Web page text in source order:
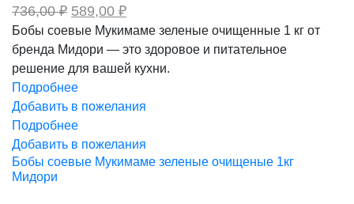
736,00₽ Первоначальная
цена
составляла
736,00 ₽.
589,00 ₽Текущая
589,00 ₽.
Бобы соевые Мукимаме зеленые очищенные 1 кг от
бренда Мидори — это здоровое и питательное
решение для вашей кухни.
Подробнее
Добавить в пожелания
Подробнее
Добавить в пожелания
Бобы соевые Мукимаме зеленые очищеные 1кг
Мидори